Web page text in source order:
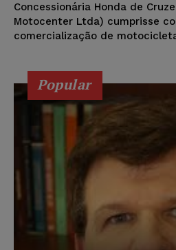
Concessionária Honda de
Motocenter Ltda) cumprisse
comercialização de
Popular